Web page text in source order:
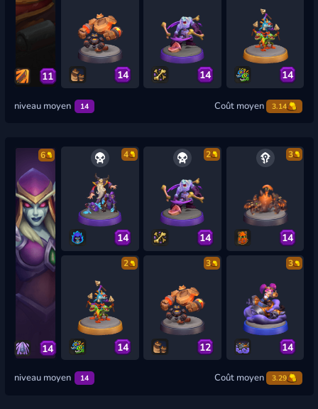
11 14 14 14
niveau moyen 14 Coût moyen 3.14
6
14
4
14
2
14
3
14
2
14
3
12
3
14
niveau moyen 14 Coût moyen 3.29